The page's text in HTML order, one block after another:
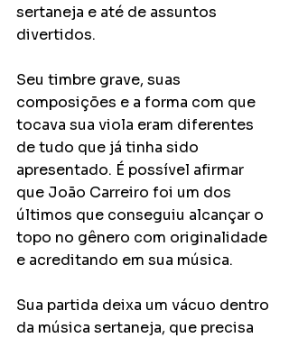
sertaneja e até de assuntos
divertidos.
Seu timbre grave, suas
composições e a forma com que
tocava sua viola eram diferentes
de tudo que já tinha sido
apresentado. É possível afirmar
que João Carreiro foi um dos
últimos que conseguiu alcançar o
topo no gênero com originalidade
e acreditando em sua música.
Sua partida deixa um vácuo dentro
da música sertaneja, que precisa